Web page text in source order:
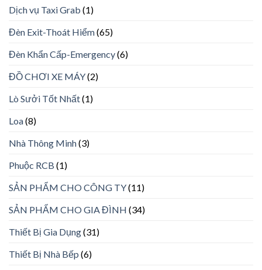
Dịch vụ Taxi Grab (1)
Đèn Exit-Thoát Hiểm(65)
Đèn Khẩn Cấp-Emergency(6)
ĐỒ CHƠI XE MÁY(2)
Lò Sưởi Tốt Nhất(1)
Loa(8)
Nhà Thông Minh(3)
Phuộc RCB (1)
SẢN PHẨM CHO CÔNG TY(11)
SẢN PHẨM CHO GIA ĐÌNH (34)
Thiết Bị Gia Dụng(31)
Thiết Bị Nhà Bếp (6)